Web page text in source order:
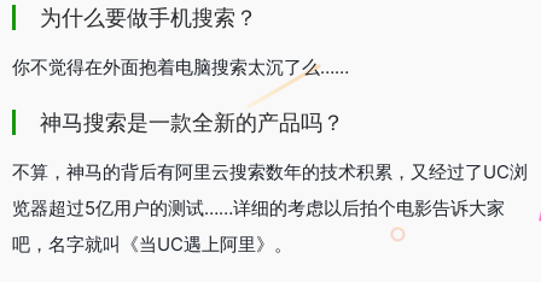
为什么要做手机搜索？
你不觉得在外面抱着电脑搜索太沉了么……
神马搜索是一款全新的产品吗？
不算，神马的背后有阿里云搜索数年的技术积累，又经过了UC浏
览器超过5亿用户的测试……详细的考虑以后拍个电影告诉大家
吧，名字就叫《当UC遇上阿里》。